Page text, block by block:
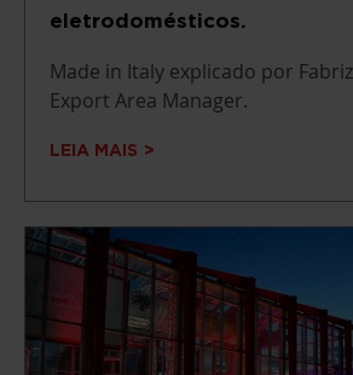
eletrodomésticos.
Made in Italy explicado por
Export Area Manager.
LEIA MAIS